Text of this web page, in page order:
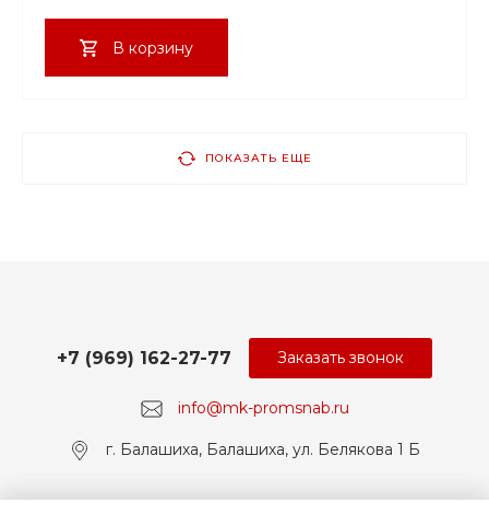
В корзину
ПОКАЗАТЬ ЕЩЕ
info@mk-promsnab.ru
+7 (969) 162-27-77
г. Балашиха, Балашиха, ул. Белякова 1 Б
Заказать звонок